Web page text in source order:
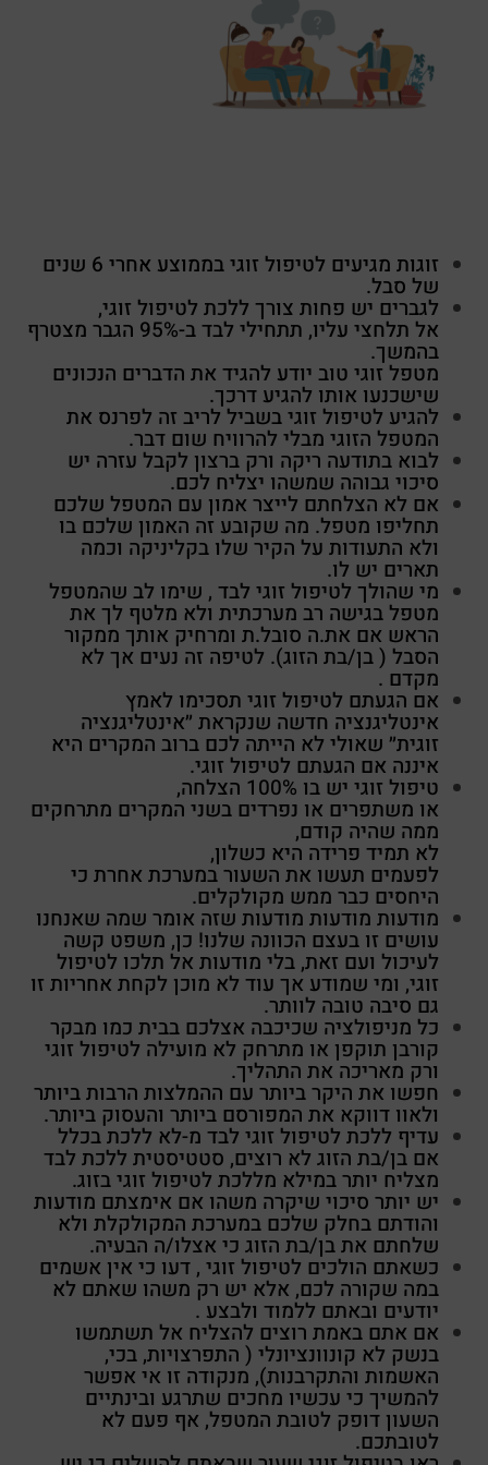
זוגות מגיעים לטיפול זוגי בממוצע אחרי 6 שנים
של סבל.
לגברים יש פחות צורך ללכת לטיפול זוגי,
אל תלחצי עליו, תתחילי לבד ב-95% הגבר מצטרף
בהמשך.
מטפל זוגי טוב יודע להגיד את הדברים הנכונים
שישכנעו אותו להגיע דרכך.
להגיע לטיפול זוגי בשביל לריב זה לפרנס את
המטפל הזוגי מבלי להרוויח שום דבר.
לבוא בתודעה ריקה ורק ברצון לקבל עזרה יש
סיכוי גבוהה שמשהו יצליח לכם.
אם לא הצלחתם לייצר אמון עם המטפל שלכם
תחליפו מטפל. מה שקובע זה האמון שלכם בו
ולא התעודות על הקיר שלו בקליניקה וכמה
תארים יש לו.
מי שהולך לטיפול זוגי לבד , שימו לב שהמטפל
מטפל בגישה רב מערכתית ולא מלטף לך את
הראש אם את.ה סובל.ת ומרחיק אותך ממקור
הסבל ( בן/בת הזוג). לטיפה זה נעים אך לא
מקדם .
אם הגעתם לטיפול זוגי תסכימו לאמץ
אינטליגנציה חדשה שנקראת ״אינטליגנציה
זוגית״ שאולי לא הייתה לכם ברוב המקרים היא
איננה אם הגעתם לטיפול זוגי.
טיפול זוגי יש בו 100% הצלחה,
או משתפרים או נפרדים בשני המקרים מתרחקים
ממה שהיה קודם,
לא תמיד פרידה היא כשלון,
לפעמים תעשו את השעור במערכת אחרת כי
היחסים כבר ממש מקולקלים.
מודעות מודעות מודעות שזה אומר שמה שאנחנו
עושים זו בעצם הכוונה שלנו! כן, משפט קשה
לעיכול ועם זאת, בלי מודעות אל תלכו לטיפול
זוגי, ומי שמודע אך עוד לא מוכן לקחת אחריות זו
גם סיבה טובה לוותר.
כל מניפולציה שכיכבה אצלכם בבית כמו מבקר
קורבן תוקפן או מתרחק לא מועילה לטיפול זוגי
ורק מאריכה את התהליך.
חפשו את היקר ביותר עם ההמלצות הרבות ביותר
ולאוו דווקא את המפורסם ביותר והעסוק ביותר.
עדיף ללכת לטיפול זוגי לבד מ-לא ללכת בכלל
אם בן/בת הזוג לא רוצים, סטטיסטית ללכת לבד
מצליח יותר במילא מללכת לטיפול זוגי בזוג.
יש יותר סיכוי שיקרה משהו אם אימצתם מודעות
והודתם בחלק שלכם במערכת המקולקלת ולא
שלחתם את בן/בת הזוג כי אצלו/ה הבעיה.
כשאתם הולכים לטיפול זוגי , דעו כי אין אשמים
במה שקורה לכם, אלא יש רק משהו שאתם לא
יודעים ובאתם ללמוד ולבצע .
אם אתם באמת רוצים להצליח אל תשתמשו
בנשק לא קונוונציונלי ( התפרצויות, בכי,
האשמות והתקרבנות), מנקודה זו אי אפשר
להמשיך כי עכשיו מחכים שתרגע ובינתיים
השעון דופק לטובת המטפל, אף פעם לא
לטובתכם.